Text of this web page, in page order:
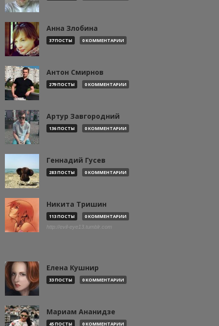
Анна Злобина
37 ПОСТЫ 0 КОММЕНТАРИИ
Антон Смирнов
279 ПОСТЫ 0 КОММЕНТАРИИ
Артур Завгородний
136 ПОСТЫ 0 КОММЕНТАРИИ
Геннадий Гусев
283 ПОСТЫ 0 КОММЕНТАРИИ
Никита Тришин
113 ПОСТЫ 0 КОММЕНТАРИИ
http://evil-eye13.tumblr.com
Елена Кушнир
33 ПОСТЫ 0 КОММЕНТАРИИ
Мариам Ананидзе
45 ПОСТЫ 0 КОММЕНТАРИИ